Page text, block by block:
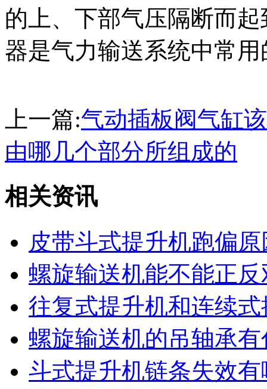
的上、下部气压隔断而
器是气力输送系统中常
上一篇:气动插板阀气缸
由哪几个部分所组成的
相关资讯
皮带斗式提升机跑偏
螺旋输送机能不能正反
往复式提升机和连续
螺旋输送机的吊轴承
斗式提升机链条失效